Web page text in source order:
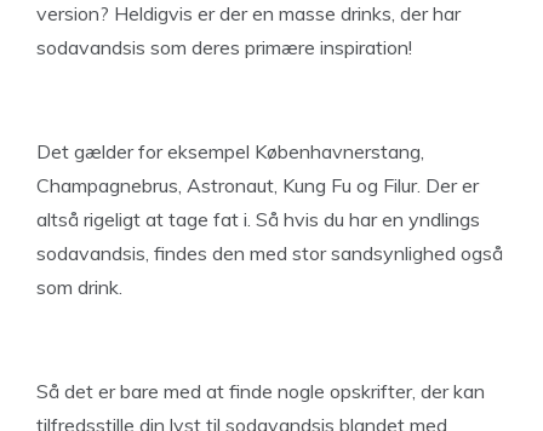
version? Heldigvis er der en masse drinks, der har
sodavandsis som deres primære inspiration!
Det gælder for eksempel Københavnerstang,
Champagnebrus, Astronaut, Kung Fu og Filur. Der er
altså rigeligt at tage fat i. Så hvis du har en yndlings
sodavandsis, findes den med stor sandsynlighed også
som drink.
Så det er bare med at finde nogle opskrifter, der kan
tilfredsstille din lyst til sodavandsis blandet med